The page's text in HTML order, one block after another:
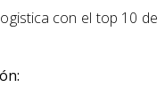
con el top 10 de